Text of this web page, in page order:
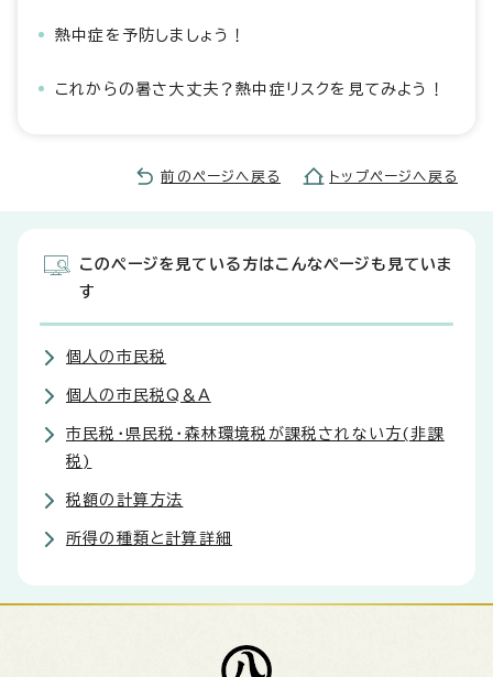
熱中症を予防しましょう！
これからの暑さ大丈夫？熱中症リスクを見てみよう！
前のページへ戻る トップページへ戻る
このページを見ている方はこんなページも見ていま
す
個人の市民税
個人の市民税Q＆A
市民税・県民税・森林環境税が課税されない方(非課
税)
税額の計算方法
所得の種類と計算詳細